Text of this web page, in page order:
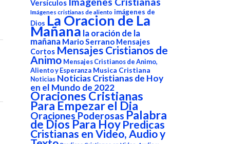
Versículos
Imágenes cristianas de aliento imágenes de
Dios La Oracion de La
Mañana la oración de la
mañana Mario Serrano Mensajes
Cortos Mensajes Cristianos de
Animo Mensajes Cristianos de Animo,
Aliento y Esperanza Musica Cristiana
Noticias Noticias Cristianas de Hoy
en el Mundo de 2022
Oraciones Cristianas
Para Empezar el Dia
Oraciones Poderosas Palabra
de Dios Para HoyPredicas
Cristianas en Video, Audio y